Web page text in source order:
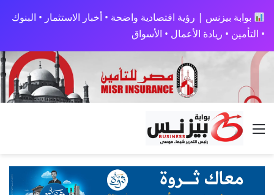
بوابة بيزنس | رؤية اقتصادية واضحة • أخبار الاستثمار • البنوك
• التأمين • ريادة الأعمال • الأسواق
القائمة